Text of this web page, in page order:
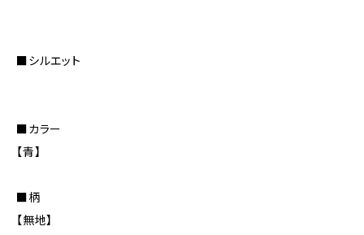
■シルエット
■カラー
【青】
■柄
【無地】